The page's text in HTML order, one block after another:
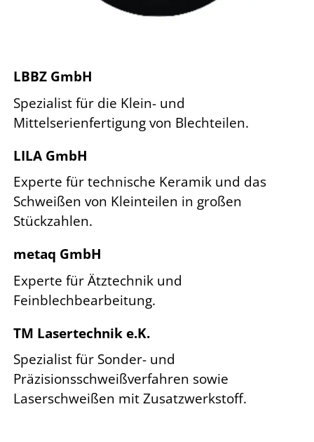
LBBZ GmbH
Spezialist für die Klein- und
Mittelserienfertigung von Blechteilen.
LILA GmbH
Experte für technische Keramik und das
Schweißen von Kleinteilen in großen
Stückzahlen.
metaq GmbH
Experte für Ätztechnik und
Feinblechbearbeitung.
TM Lasertechnik e.K.
Spezialist für Sonder- und
Präzisionsschweißverfahren sowie
Laserschweißen mit Zusatzwerkstoff.